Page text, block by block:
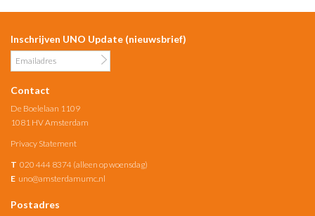
Inschrijven UNO Update (nieuwsbrief)
Contact
De Boelelaan 1109
1081 HV Amsterdam
Privacy Statement
T 020 444 8374 (alleen op woensdag)
E uno@amsterdamumc.nl
Postadres